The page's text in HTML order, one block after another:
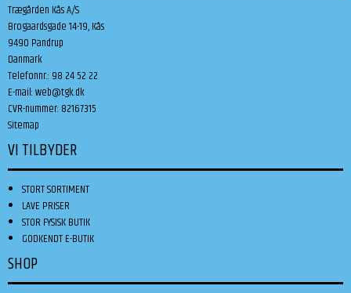
Trægården Kås A/S
Brogaardsgade 14-19, Kås
9490 Pandrup
Danmark
Telefonnr.: 98 24 52 22
E-mail:web@tgk.dk
CVR-nummer: 82167315
Sitemap
VI TILBYDER
STORT SORTIMENT
LAVE PRISER
STOR FYSISK BUTIK
GODKENDT E-BUTIK
SHOP